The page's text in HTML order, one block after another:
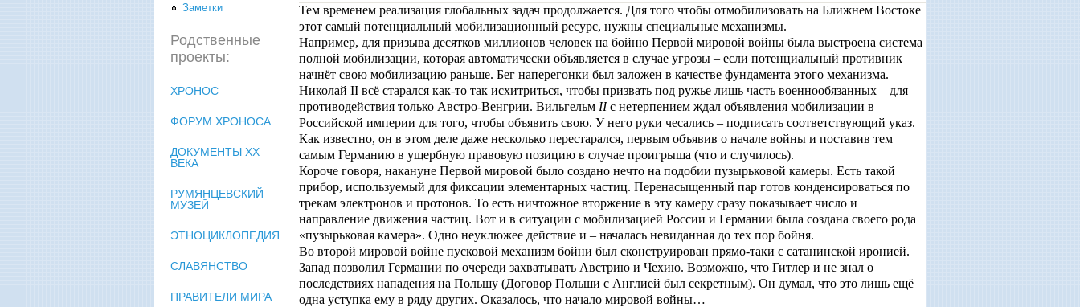
Тем временем реализация глобальных задач продолжается. Для того чтобы отмобилизовать на Ближнем Востоке
этот самый потенциальный мобилизационный ресурс, нужны специальные механизмы.
Например, для призыва десятков миллионов человек на бойню Первой мировой войны была выстроена система
полной мобилизации, которая автоматически объявляется в случае угрозы – если потенциальный противник
начнёт свою мобилизацию раньше. Бег наперегонки был заложен в качестве фундамента этого механизма.
Николай II всё старался как-то так исхитриться, чтобы призвать под ружье лишь часть военнообязанных – для
противодействия только Австро-Венгрии. Вильгельм II с нетерпением ждал объявления мобилизации в
Российской империи для того, чтобы объявить свою. У него руки чесались – подписать соответствующий указ.
Как известно, он в этом деле даже несколько перестарался, первым объявив о начале войны и поставив тем
самым Германию в ущербную правовую позицию в случае проигрыша (что и случилось).
Короче говоря, накануне Первой мировой было создано нечто на подобии пузырьковой камеры. Есть такой
прибор, используемый для фиксации элементарных частиц. Перенасыщенный пар готов конденсироваться по
трекам электронов и протонов. То есть ничтожное вторжение в эту камеру сразу показывает число и
направление движения частиц. Вот и в ситуации с мобилизацией России и Германии была создана своего рода
«пузырьковая камера». Одно неуклюжее действие и – началась невиданная до тех пор бойня.
Во второй мировой войне пусковой механизм бойни был сконструирован прямо-таки с сатанинской иронией.
Запад позволил Германии по очереди захватывать Австрию и Чехию. Возможно, что Гитлер и не знал о
последствиях нападения на Польшу (Договор Польши с Англией был секретным). Он думал, что это лишь ещё
одна уступка ему в ряду других. Оказалось, что начало мировой войны…
Заметки
Родственные
проекты:
ХРОНОС
ФОРУМ ХРОНОСА
ДОКУМЕНТЫ XX
ВЕКА
РУМЯНЦЕВСКИЙ
МУЗЕЙ
ЭТНОЦИКЛОПЕДИЯ
СЛАВЯНСТВО
ПРАВИТЕЛИ МИРА